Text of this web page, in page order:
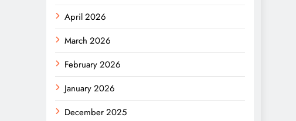
April 2026
March 2026
February 2026
January 2026
December 2025